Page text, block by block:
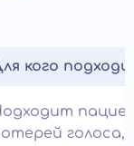
кого
голоса,